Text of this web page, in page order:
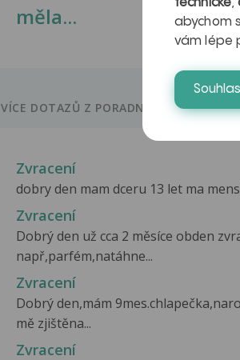
měla...
VÍCE DOTAZŮ Z PORADNY
Zvracení
dobry den mam dceru 13 let ma
Zvracení
Dobrý den už cca 2 měsíce obden
např,parfém,natáhne...
Zvracení
Dobrý den,mám
mě zjištěna...
Zvracení
technické,
abychom
vám lépe